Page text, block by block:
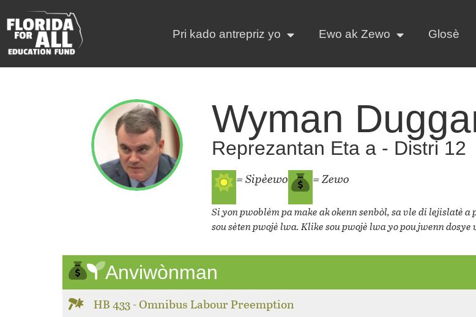
Pri kado antrepriz yo Ewo ak Zewo Glosè
Wyman
Reprezantan Eta a - Distri 12
= Sipèewo = Zewo
Si yon pwoblèm pa make ak okenn senbòl, sa vle di lejislatè
sou sèten pwojè lwa. Klike sou pwojè lwa yo pou jwenn dosye
Anviwònman
HB 433 - Omnibus Labour Preemption